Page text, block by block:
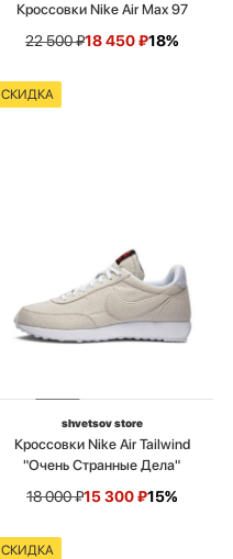
Кроссовки Nike Air Max 97
22 500₽18 450₽18%
СКИДКА
shvetsov store
Кроссовки Nike Air Tailwind
"Очень Странные Дела"
18 000₽15 300₽15%
СКИДКА